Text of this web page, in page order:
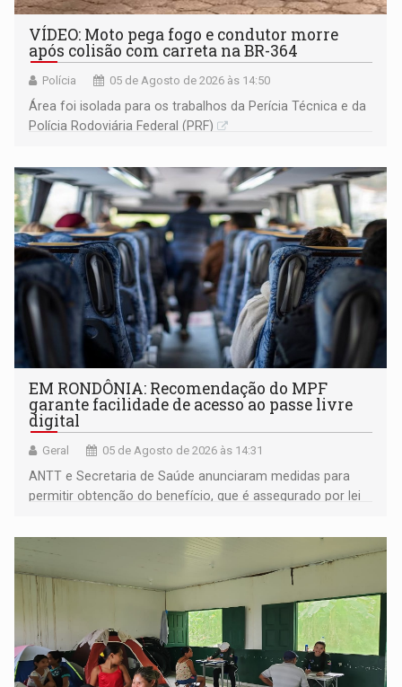
VÍDEO: Moto pega fogo e condutor morre
após colisão com carreta na BR-364
Polícia 05 de Agosto de 2026 às 14:50
Área foi isolada para os trabalhos da Perícia Técnica e da
Polícia Rodoviária Federal (PRF)
EM RONDÔNIA: Recomendação do MPF
garante facilidade de acesso ao passe livre
digital
Geral 05 de Agosto de 2026 às 14:31
ANTT e Secretaria de Saúde anunciaram medidas para
permitir obtenção do benefício, que é assegurado por lei